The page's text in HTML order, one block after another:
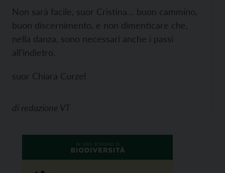
Non sarà facile, suor Cristina… buon cammino,
buon discernimento, e non dimenticare che,
nella danza, sono necessari anche i passi
all’indietro.
suor Chiara Curzel
di redazione VT